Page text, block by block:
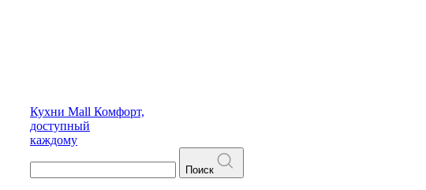
Кухни Mall Комфорт,
доступный
каждому
Поиск